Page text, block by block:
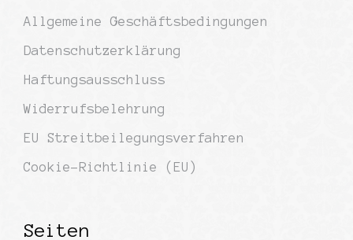
Allgemeine Geschäftsbedingungen
Datenschutzerklärung
Haftungsausschluss
Widerrufsbelehrung
EU Streitbeilegungsverfahren
Cookie-Richtlinie (EU)
Seiten